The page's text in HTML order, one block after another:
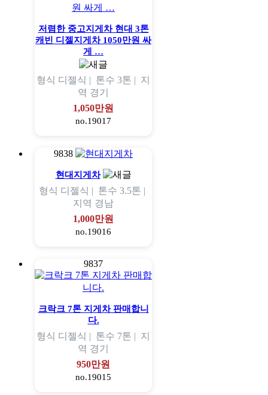
저렴한 중고지게차 현대 3톤
캐빈 디젤지게차 1050만원 싸
게 …
형식 디젤식 | 톤수 3톤 | 지
역 경기
1,050만원
no.19017
9838
현대지게차
형식 디젤식 | 톤수 3.5톤 |
지역 경남
1,000만원
no.19016
9837
크락크 7톤 지게차 판매합니
다.
형식 디젤식 | 톤수 7톤 | 지
역 경기
950만원
no.19015